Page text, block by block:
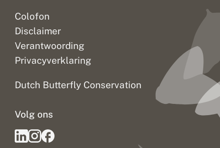
Colofon
Disclaimer
Verantwoording
Privacyverklaring
Dutch Butterfly Conservation
Volg ons